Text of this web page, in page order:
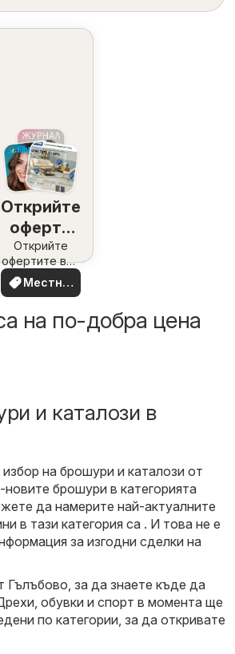
Открийте
оферти
наблизо
Открийте
офертите във
вашия район
Местни
оферти
на по-добра цена
и каталози в
на брошури и каталози от
брошури в категорията
да намерите най-актуалните
в тази категория са . И това не е
за изгодни сделки на
за да знаете къде да
обувки и спорт в момента ще
по категории, за да откривате